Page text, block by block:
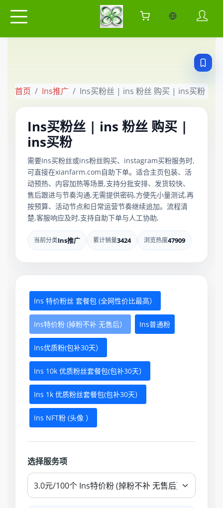
当前语言：中
首页 Ins推广 Ins买粉丝 | ins 粉丝 购买 | ins买粉
Ins买粉丝 | ins 粉丝 购买 |
ins买粉
需要Ins买粉丝或ins粉丝购买、instagram买粉服务时,
可直接在xianfarm.com自助下单。适合主页包装、活
动预热、内容加热等场景,支持分批安排、发货较快、
售后跟进与节奏沟通,无需提供密码,方便先小量测试,再
按预算、活动节点和日常运营节奏继续追加。流程清
楚,客服响应及时,支持自助下单与人工协助,
当前分类Ins推广 累计销量3424 浏览热度47909
Ins 特价粉丝 套餐包 (全网性价比最高）
Ins特价粉 (掉粉不补 无售后） Ins普通粉
Ins优质粉(包补30天）
Ins 10k 优质粉丝套餐包(包补30天）
Ins 1k 优质粉丝套餐包(包补30天）
Ins NFT粉 (头像 ）
选择服务项